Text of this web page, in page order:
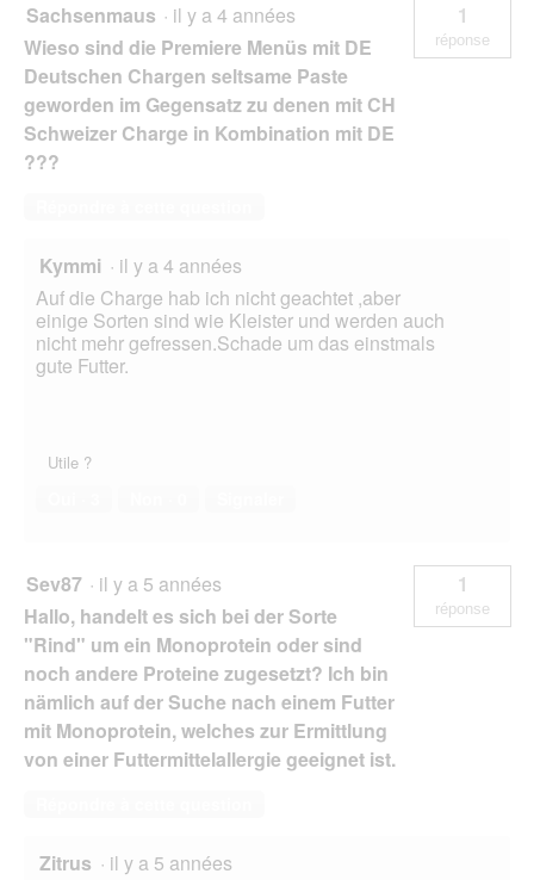
Sachsenmaus · il y a 4 années
Wieso sind die Premiere Menüs mit DE
Deutschen Chargen seltsame Paste
geworden im Gegensatz zu denen mit CH
Schweizer Charge in Kombination mit DE
???
1
réponse
Kymmi · il y a 4 années
Auf die Charge hab ich nicht geachtet ,aber
einige Sorten sind wie Kleister und werden auch
nicht mehr gefressen.Schade um das einstmals
gute Futter.
Utile ?
Sev87 · il y a 5 années
Hallo, handelt es sich bei der Sorte
"Rind" um ein Monoprotein oder sind
noch andere Proteine zugesetzt? Ich bin
nämlich auf der Suche nach einem Futter
mit Monoprotein, welches zur Ermittlung
von einer Futtermittelallergie geeignet ist.
1
réponse
Zitrus · il y a 5 années